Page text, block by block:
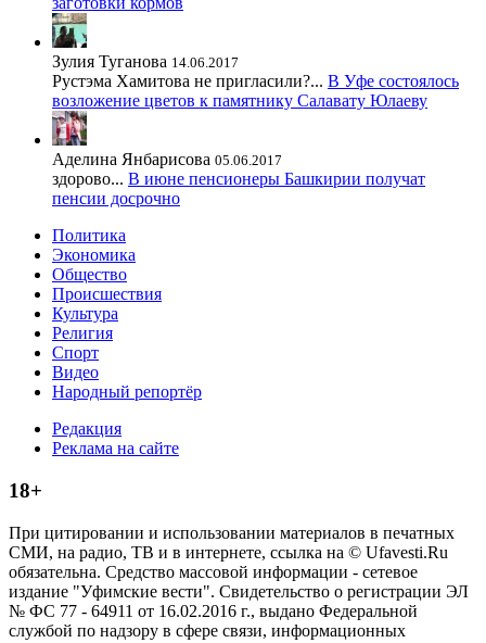
Зулия Туганова 14.06.2017
Рустэма Хамитова не пригласили?... В Уфе состоялось
возложение цветов к памятнику Салавату Юлаеву
Аделина Янбарисова 05.06.2017
здорово... В июне пенсионеры Башкирии получат
пенсии досрочно
Политика
Экономика
Общество
Происшествия
Культура
Религия
Спорт
Видео
Народный репортёр
Редакция
Реклама на сайте
18+
При цитировании и использовании материалов в печатных
СМИ, на радио, ТВ и в интернете, ссылка на © Ufavesti.Ru
обязательна. Средство массовой информации - сетевое
издание "Уфимские вести". Свидетельство о регистрации ЭЛ
№ ФС 77 - 64911 от 16.02.2016 г., выдано Федеральной
службой по надзору в сфере связи, информационных